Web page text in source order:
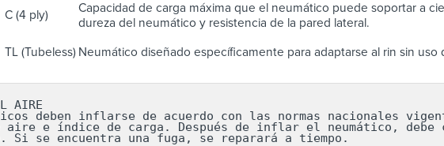
C (4 ply)
Capacidad de carga máxima que el neumático puede soportar a
dureza del neumático y resistencia de la pared lateral.
TL (Tubeless) Neumático diseñado específicamente para adaptarse al rin sin uso
AIRE
deben inflarse de acuerdo con las normas nacionales
aire e índice de carga. Después de inflar el neumático, debe
Si se encuentra una fuga, se reparará a tiempo.